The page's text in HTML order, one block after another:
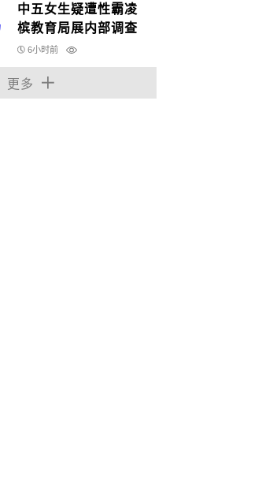
中五女生疑遭性霸凌
槟教育局展内部调查
6小时前
更多